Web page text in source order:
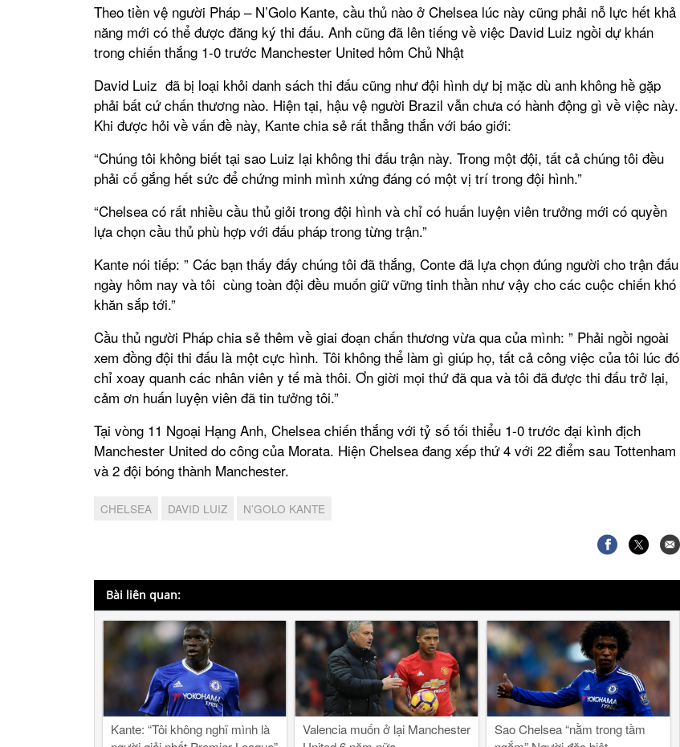
Theo tiền vệ người Pháp – N’Golo Kante, cầu thủ nào ở Chelsea lúc này cũng phải nỗ lực hết khả
năng mới có thể được đăng ký thi đấu. Anh cũng đã lên tiếng về việc David Luiz ngồi dự khán
trong chiến thắng 1-0 trước Manchester United hôm Chủ Nhật
David Luiz đã bị loại khỏi danh sách thi đấu cũng như đội hình dự bị mặc dù anh không hề gặp
phải bất cứ chấn thương nào. Hiện tại, hậu vệ người Brazil vẫn chưa có hành động gì về việc này.
Khi được hỏi về vấn đề này, Kante chia sẻ rất thẳng thắn với báo giới:
“Chúng tôi không biết tại sao Luiz lại không thi đấu trận này. Trong một đội, tất cả chúng tôi đều
phải cố gắng hết sức để chứng minh mình xứng đáng có một vị trí trong đội hình.”
“Chelsea có rất nhiều cầu thủ giỏi trong đội hình và chỉ có huấn luyện viên trưởng mới có quyền
lựa chọn cầu thủ phù hợp với đấu pháp trong từng trận.”
Kante nói tiếp: ” Các bạn thấy đấy chúng tôi đã thắng, Conte đã lựa chọn đúng người cho trận đấu
ngày hôm nay và tôi cùng toàn đội đều muốn giữ vững tinh thần như vậy cho các cuộc chiến khó
khăn sắp tới.”
Cầu thủ người Pháp chia sẻ thêm về giai đoạn chấn thương vừa qua của mình: ” Phải ngồi ngoài
xem đồng đội thi đấu là một cực hình. Tôi không thể làm gì giúp họ, tất cả công việc của tôi lúc đó
chỉ xoay quanh các nhân viên y tế mà thôi. Ơn giời mọi thứ đã qua và tôi đã được thi đấu trở lại,
cảm ơn huấn luyện viên đã tin tưởng tôi.”
Tại vòng 11 Ngoại Hạng Anh, Chelsea chiến thắng với tỷ số tối thiểu 1-0 trước đại kình địch
Manchester United do công của Morata. Hiện Chelsea đang xếp thứ 4 với 22 điểm sau Tottenham
và 2 đội bóng thành Manchester.
CHELSEA DAVID LUIZ N’GOLO KANTE
Bài liên quan:
Kante: “Tôi không nghĩ mình là
Valencia muốn ở lại Manchester
Sao Chelsea “nằm trong tầm